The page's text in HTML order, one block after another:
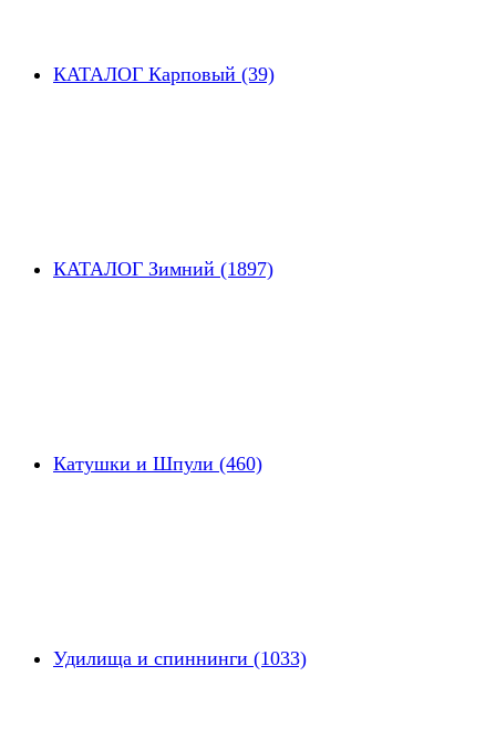
КАТАЛОГ Карповый (39)
КАТАЛОГ Зимний (1897)
Катушки и Шпули (460)
Удилища и спиннинги (1033)